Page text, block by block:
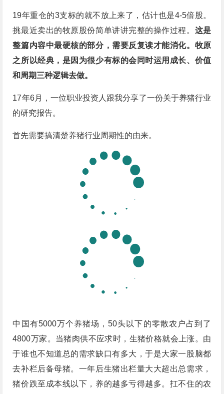
19年重仓的3支标的就不放上来了，估计也是4-5倍股。
挑最近卖出的牧原股份简单讲讲完整的操作过程。 这是
整篇内容中最硬核的部分，需要反复读才能消化。牧原
之所以经典，是因为很少有标的会同时运用成长、价值
和周期三种逻辑去做。
17年6月，一位职业投资人跟我分享了一份关于养猪行业
的研究报告。
首先需要搞清楚养猪行业周期性的由来。
中国有5000万个养猪场，50头以下的零散农户占到了
4800万家。当猪肉供不应求时，生猪价格就会上涨。由
于谁也不知道总的需求缺口有多大，于是大家一股脑都
去补栏后备母猪。一年后生猪出栏量大大超出总需求，
猪价跌至成本线以下，养的越多亏得越多。扛不住的农